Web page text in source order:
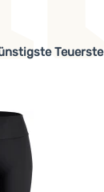
Teuerste